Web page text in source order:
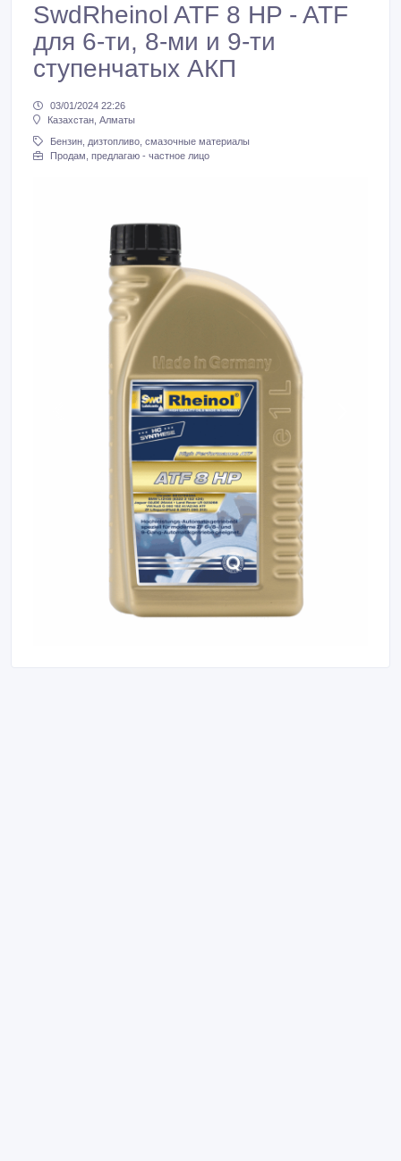
SwdRheinol ATF 8 HP - ATF
для 6-ти, 8-ми и 9-ти
ступенчатых АКП
03/01/2024 22:26
Казахстан, Алматы
Бензин, дизтопливо, смазочные материалы
Продам, предлагаю - частное лицо